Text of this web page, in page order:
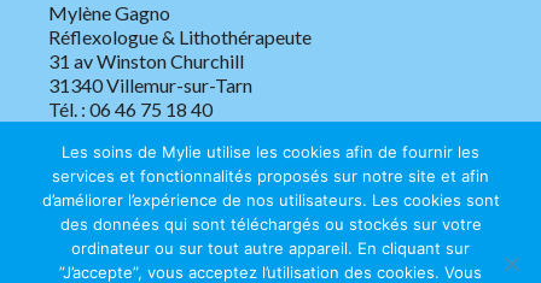
Mylène Gagno
Réflexologue & Lithothérapeute
31 av Winston Churchill
31340 Villemur-sur-Tarn
Tél. : 06 46 75 18 40
Les soins de Mylie utilise les cookies afin de fournir les
services et fonctionnalités proposés sur notre site et afin
d’améliorer l’expérience de nos utilisateurs. Les cookies sont
des données qui sont téléchargés ou stockés sur votre
ordinateur ou sur tout autre appareil. En cliquant sur
”J’accepte”, vous acceptez l’utilisation des cookies. Vous